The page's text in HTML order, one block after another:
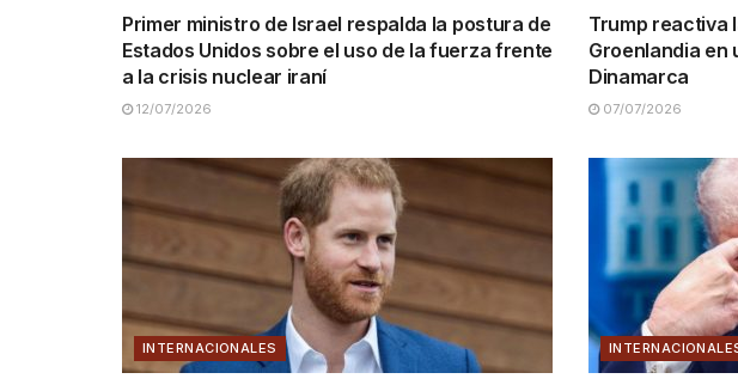
Primer ministro de Israel respalda la postura de
Estados Unidos sobre el uso de la fuerza frente
a la crisis nuclear iraní
12/07/2026
Trump reactiva
Groenlandia en
Dinamarca
07/07/2026
INTERNACIONALES